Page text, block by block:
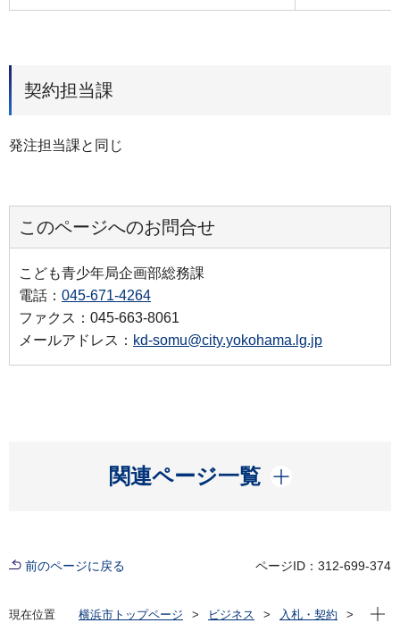
契約担当課
発注担当課と同じ
このページへのお問合せ
こども青少年局企画部総務課
電話： 045-671-4264
ファクス：045-663-8061
メールアドレス： kd-somu@city.yokohama.lg.jp
関連ページ一覧
開く
前のページに戻る ページID：312-699-374
現在位置 横浜市トップページ ビジネス
入札・契約
現在